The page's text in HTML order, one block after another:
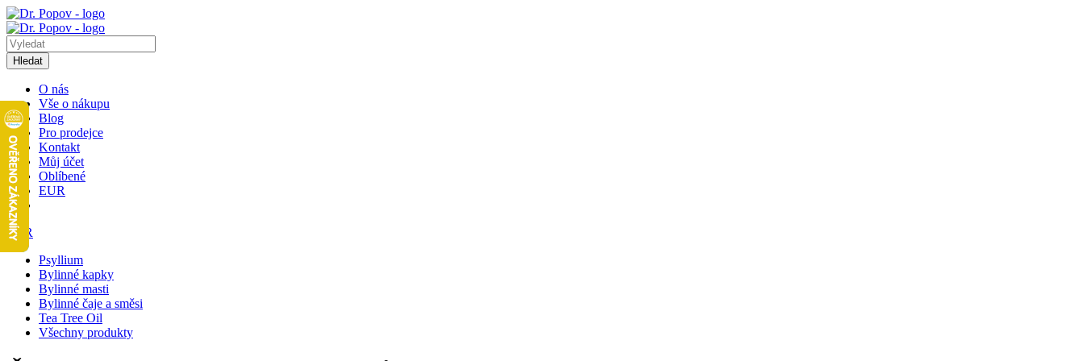
Hledat
O nás
Vše o nákupu
Blog
Pro prodejce
Kontakt
Můj účet
Oblíbené
EUR
EUR
Psyllium
Bylinné kapky
Bylinné masti
Bylinné čaje a směsi
Tea Tree Oil
Všechny produkty